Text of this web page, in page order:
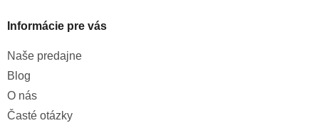
Informácie pre vás
Naše predajne
Blog
O nás
Časté otázky